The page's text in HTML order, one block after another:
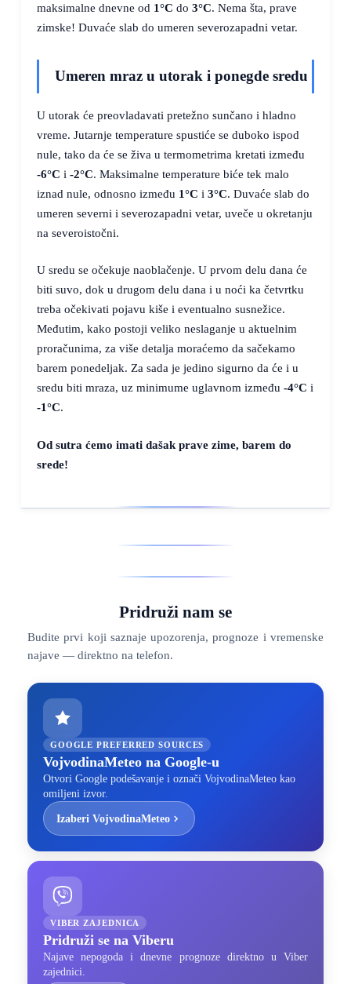
maksimalne dnevne od 1°C do 3°C. Nema šta, prave
zimske! Duvaće slab do umeren severozapadni vetar.
Umeren mraz u utorak i ponegde sredu
U utorak će preovladavati pretežno sunčano i hladno
vreme. Jutarnje temperature spustiće se duboko ispod
nule, tako da će se živa u termometrima kretati između
-6°C i -2°C. Maksimalne temperature biće tek malo
iznad nule, odnosno između 1°C i 3°C. Duvaće slab do
umeren severni i severozapadni vetar, uveče u okretanju
na severoistočni.
U sredu se očekuje naoblačenje. U prvom delu dana će
biti suvo, dok u drugom delu dana i u noći ka četvrtku
treba očekivati pojavu kiše i eventualno susnežice.
Međutim, kako postoji veliko neslaganje u aktuelnim
proračunima, za više detalja moraćemo da sačekamo
barem ponedeljak. Za sada je jedino sigurno da će i u
sredu biti mraza, uz minimume uglavnom između -4°C i
-1°C.
Od sutra ćemo imati dašak prave zime, barem do
srede!
Pridruži nam se
Budite prvi koji saznaje upozorenja, prognoze i vremenske
najave — direktno na telefon.
GOOGLE PREFERRED SOURCES
VojvodinaMeteo na Google-u
Otvori Google podešavanje i označi VojvodinaMeteo kao
omiljeni izvor.
Izaberi VojvodinaMeteo
VIBER ZAJEDNICA
Pridruži se na Viberu
Najave nepogoda i dnevne prognoze direktno u Viber
zajednici.